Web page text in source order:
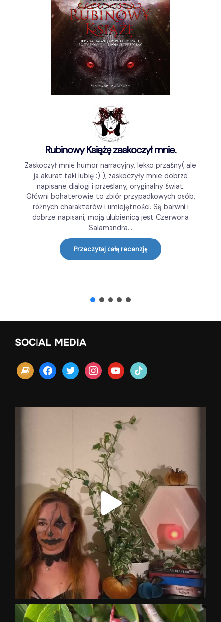
Rubinowy Książę zaskoczył mnie.
Zaskoczył mnie humor narracyjny, lekko przaśny( ale
ja akurat taki lubię :) ), zaskoczyły mnie dobrze
napisane dialogi i prześlany, oryginalny świat.
Główni bohaterowie to zbiór przypadkowych osób,
różnych charakterów i umiejętności. Są barwni i
dobrze napisani, moją ulubienicą jest Czerwona
Salamandra...
Przeczytaj całą recenzję
SOCIAL MEDIA
book facebooktwitter instagramyoutubetiktok